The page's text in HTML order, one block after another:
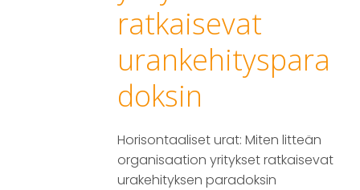
ratkaisevat
urankehityspara
doksin
Horisontaaliset urat: Miten litteän
organisaation yritykset ratkaisevat
urakehityksen paradoksin